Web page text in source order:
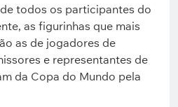
todos os participantes do
as figurinhas que mais
as de jogadores de
e representantes de
da Copa do Mundo pela